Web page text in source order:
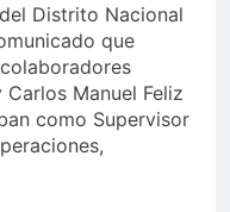
Distrito Nacional
que
Manuel Feliz
como Supervisor